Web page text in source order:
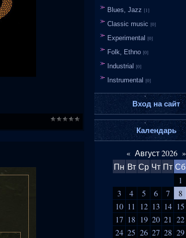
Blues, Jazz [1]
Classic music [0]
Experimental [0]
Folk, Ethno [0]
Industrial [0]
Instrumental [0]
Вход на сайт
Календарь
« Август 2026 »
Пн Вт Ср Чт Пт Сб
1
3
4 5 6 7 8
10 11 12 13 14 15
17 18 19 20 21 22
24 25 26 27 28 29